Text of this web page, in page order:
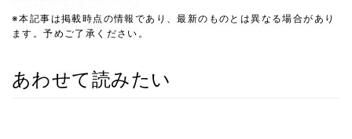
※本記事は掲載時点の情報であり、最新のものとは異なる場合があり
ます。予めご了承ください。
あわせて読みたい